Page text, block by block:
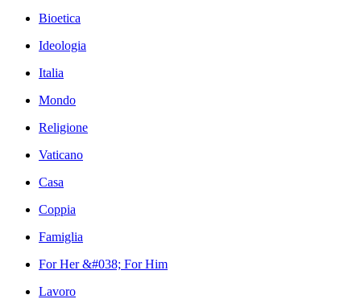
Bioetica
Ideologia
Italia
Mondo
Religione
Vaticano
Casa
Coppia
Famiglia
For Her &#038; For Him
Lavoro